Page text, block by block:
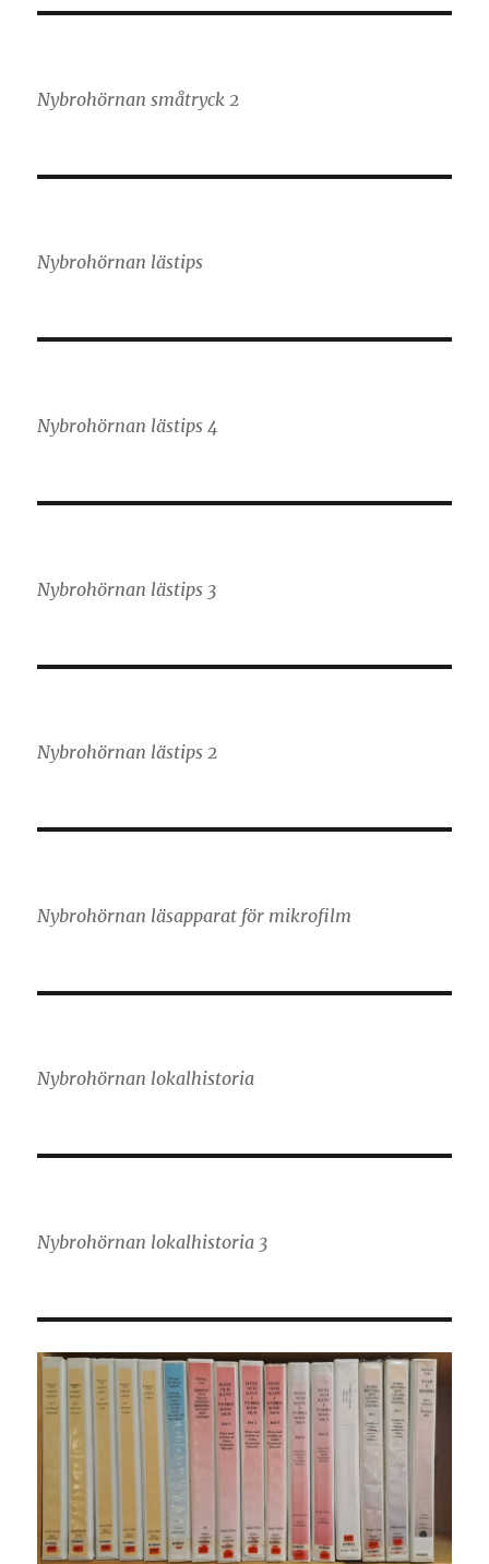
Nybrohörnan småtryck 2
Nybrohörnan lästips
Nybrohörnan lästips 4
Nybrohörnan lästips 3
Nybrohörnan lästips 2
Nybrohörnan läsapparat för mikrofilm
Nybrohörnan lokalhistoria
Nybrohörnan lokalhistoria 3